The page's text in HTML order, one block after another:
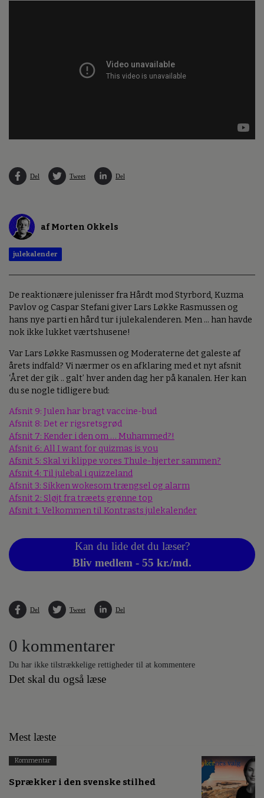
Del Tweet Del
af Morten Okkels
julekalender
De reaktionære julenisser fra Hårdt mod Styrbord, Kuzma
Pavlov og Caspar Stefani giver Lars Løkke Rasmussen og
hans nye parti en hård tur i julekalenderen. Men ... han havde
nok ikke lukket værtshusene!
Var Lars Løkke Rasmussen og Moderaterne det galeste af
årets indfald? Vi nærmer os en afklaring med et nyt afsnit
‘Året der gik .. galt’ hver anden dag her på kanalen. Her kan
du se nogle tidligere bud:
Afsnit 9: Julen har bragt vaccine-bud
Afsnit 8: Det er rigsretsgrød
Afsnit 7: Kender i den om … Muhammed?!
Afsnit 6: All I want for quizmas is you
Afsnit 5: Skal vi klippe vores Thule-hjerter sammen?
Afsnit 4: Til julebal i quizzeland
Afsnit 3: Sikken wokesom trængsel og alarm
Afsnit 2: Sløjt fra træets grønne top
Afsnit 1: Velkommen til Kontrasts julekalender
Kan du lide det du læser?
Bliv medlem - 55 kr./md.
Del Tweet Del
0 kommentarer
Du har ikke tilstrækkelige rettigheder til at kommentere
Det skal du også læse
Mest læste
Kommentar
Sprækker i den svenske stilhed